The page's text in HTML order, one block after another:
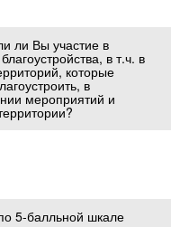
ли Вы участие в
в т.ч. в
которые
в
мероприятий и
5-балльной шкале